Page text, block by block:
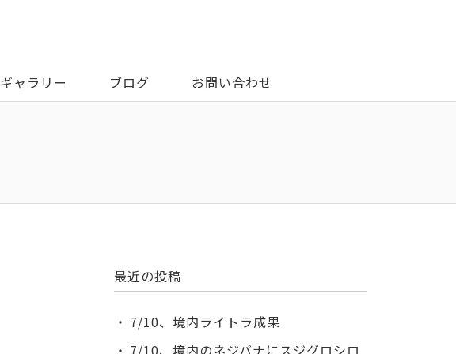
ギャラリー ブログ お問い合わせ
最近の投稿
7/10、境内ライトラ成果